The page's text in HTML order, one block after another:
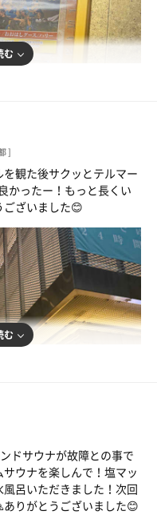
美味しい！
む
]
観た後サクッとテルマー
かったー！もっと長くい
ざいました😊
む
ドサウナが故障との事で
ウナを楽しんで！塩マッ
呂いただきました！次回
りがとうございました😊